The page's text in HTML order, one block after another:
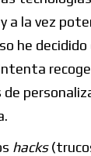
a la vez
he
hacks